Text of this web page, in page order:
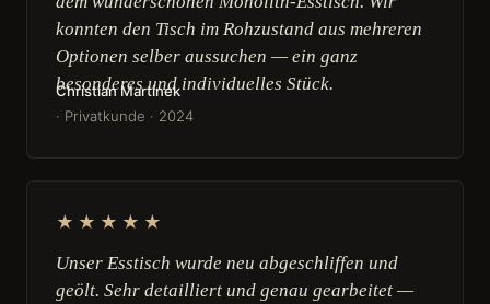
konnten den Tisch im Rohzustand aus mehreren
Optionen selber aussuchen — ein ganz
besonderes und individuelles Stück.
Christian Martinek
· Privatkunde · 2024
★★★★★
Unser Esstisch wurde neu abgeschliffen und
geölt. Sehr detailliert und genau gearbeitet —